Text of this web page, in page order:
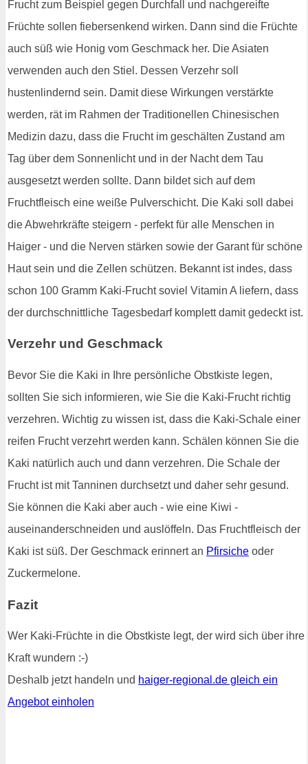
Frucht zum Beispiel gegen Durchfall und nachgereifte
Früchte sollen fiebersenkend wirken. Dann sind die Früchte
auch süß wie Honig vom Geschmack her. Die Asiaten
verwenden auch den Stiel. Dessen Verzehr soll
hustenlindernd sein. Damit diese Wirkungen verstärkte
werden, rät im Rahmen der Traditionellen Chinesischen
Medizin dazu, dass die Frucht im geschälten Zustand am
Tag über dem Sonnenlicht und in der Nacht dem Tau
ausgesetzt werden sollte. Dann bildet sich auf dem
Fruchtfleisch eine weiße Pulverschicht. Die Kaki soll dabei
die Abwehrkräfte steigern - perfekt für alle Menschen in
Haiger - und die Nerven stärken sowie der Garant für schöne
Haut sein und die Zellen schützen. Bekannt ist indes, dass
schon 100 Gramm Kaki-Frucht soviel Vitamin A liefern, dass
der durchschnittliche Tagesbedarf komplett damit gedeckt ist.
Verzehr und Geschmack
Bevor Sie die Kaki in Ihre persönliche Obstkiste legen,
sollten Sie sich informieren, wie Sie die Kaki-Frucht richtig
verzehren. Wichtig zu wissen ist, dass die Kaki-Schale einer
reifen Frucht verzehrt werden kann. Schälen können Sie die
Kaki natürlich auch und dann verzehren. Die Schale der
Frucht ist mit Tanninen durchsetzt und daher sehr gesund.
Sie können die Kaki aber auch - wie eine Kiwi -
auseinanderschneiden und auslöffeln. Das Fruchtfleisch der
Kaki ist süß. Der Geschmack erinnert an Pfirsiche oder
Zuckermelone.
Fazit
Wer Kaki-Früchte in die Obstkiste legt, der wird sich über ihre
Kraft wundern :-)
Deshalb jetzt handeln und haiger-regional.de gleich ein
Angebot einholen